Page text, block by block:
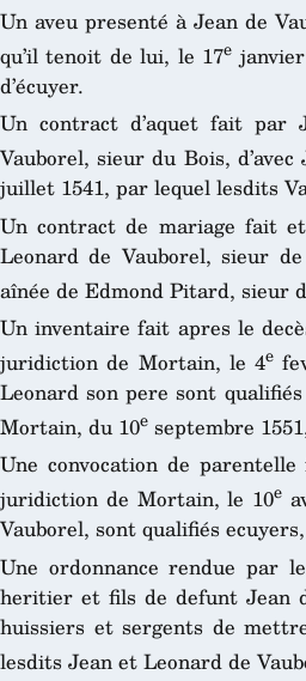
Un aveu presenté à Jean de
qu’il tenoit de lui, le 17e
d’écuyer.
Un contract d’aquet fait par
Vauborel, sieur du Bois,
juillet 1541, par lequel lesdits
Un contract de mariage fait
Leonard de Vauborel, sieur
aînée de Edmond Pitard, sieur
Un inventaire fait apres le
juridiction de Mortain, le 4e
Leonard son pere sont
Mortain, du 10e septembre
Une convocation de
juridiction de Mortain, le 10e
Vauborel, sont qualifiés
Une ordonnance rendue par
heritier et fils de defunt Jean
huissiers et sergents de
lesdits Jean et Leonard de